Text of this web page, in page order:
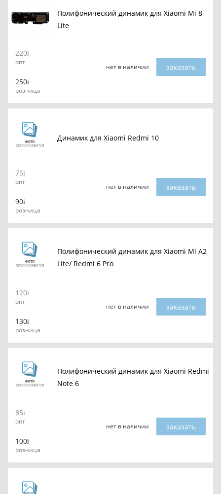
Полифонический динамик для Xiaomi Mi 8
Lite
220
опт
250
розница
нет в наличии заказать
Динамик для Xiaomi Redmi 10
75
опт
90
розница
нет в наличии заказать
Полифонический динамик для Xiaomi Mi A2
Lite/ Redmi 6 Pro
120
опт
130
розница
нет в наличии заказать
Полифонический динамик для Xiaomi Redmi
Note 6
85
опт
100
розница
нет в наличии заказать